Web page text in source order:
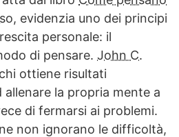
, evidenzia uno dei principi
personale: il
di pensare. John C.
ottiene risultati
la propria mente a
di fermarsi ai problemi.
non ignorano le difficoltà,